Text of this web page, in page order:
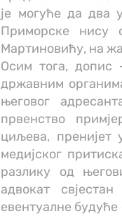
је могуће да два
Приморске нису
Мартиновићу, на
Осим тога, допис
државним
његовог
првенство
циљева,
медијског
разлику од
адвокат
евентуалне